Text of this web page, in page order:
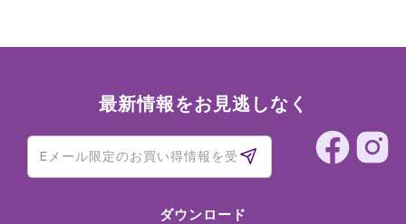
最新情報をお見逃しなく
ダウンロード